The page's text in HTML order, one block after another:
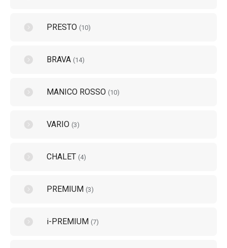
PRESTO (10)
BRAVA (14)
MANICO ROSSO (10)
VARIO (3)
CHALET (4)
PREMIUM (3)
i-PREMIUM (7)